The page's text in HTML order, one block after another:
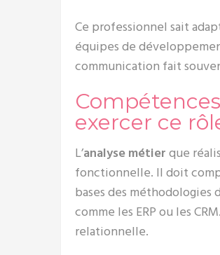
Ce professionnel sait
équipes de
communication fait
exercer ce
L’analyse métierque
fonctionnelle. Il doit
bases des
comme les ERP ou les
relationnelle.